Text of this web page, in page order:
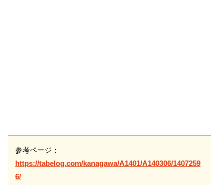
参考ページ：
https://tabelog.com/kanagawa/A1401/A140306/1407259
6/